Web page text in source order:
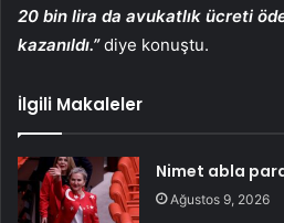
20 bin lira da avukatlık ücreti
kazanıldı.”diye konuştu.
İlgili Makaleler
Nimet abla
Ağustos 9, 2026